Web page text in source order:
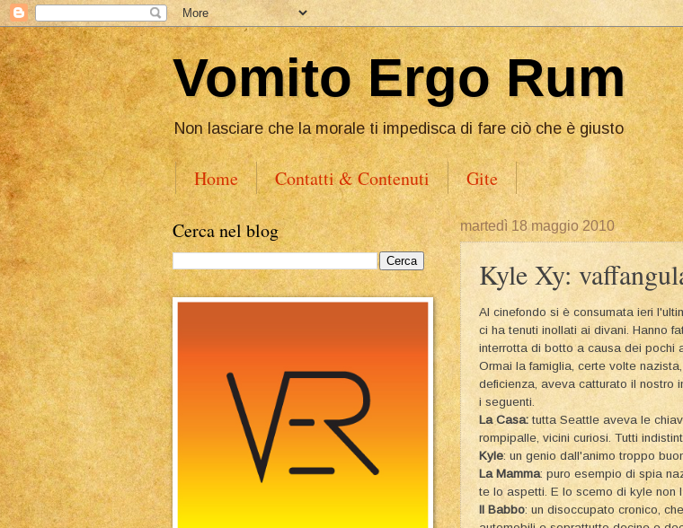
Vomito Ergo Rum
Non lasciare che la morale ti impedisca di fare ciò che è giusto
Home Contatti & Contenuti Gite
martedì 18 maggio 2010
Kyle Xy:
Al cinefondo si è consumata ieri
ci ha tenuti inollati ai divani. Hanno
interrotta di botto a causa dei pochi
Ormai la famiglia, certe volte
deficienza, aveva catturato il nostro
i seguenti.
La Casa: tutta Seattle aveva le
rompipalle, vicini curiosi. Tutti
Kyle: un genio dall'animo troppo
La Mamma: puro esempio di spia
te lo aspetti. E lo scemo di kyle non
Il Babbo: un disoccupato cronico,
Cerca nel blog